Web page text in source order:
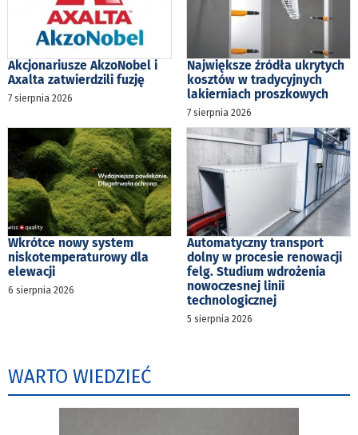
Akcjonariusze AkzoNobel i
Axalta zatwierdzili fuzję
7 sierpnia 2026
Największe źródła ukrytych
kosztów w tradycyjnych
lakierniach proszkowych
7 sierpnia 2026
Wkrótce nowy system
niskotemperaturowy dla
elewacji
6 sierpnia 2026
Automatyczny transport
dolny w procesie renowacji
felg. Studium wdrożenia
nowoczesnej linii
technologicznej
5 sierpnia 2026
WARTO WIEDZIEĆ